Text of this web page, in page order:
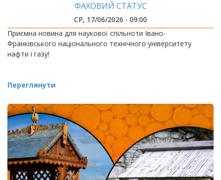
ФАХОВИЙ СТАТУС
СР, 17/06/2026 - 09:00
Приємна новина для наукової спільноти Івано-
Франківського національного технічного університету
нафти і газу!
Переглянути